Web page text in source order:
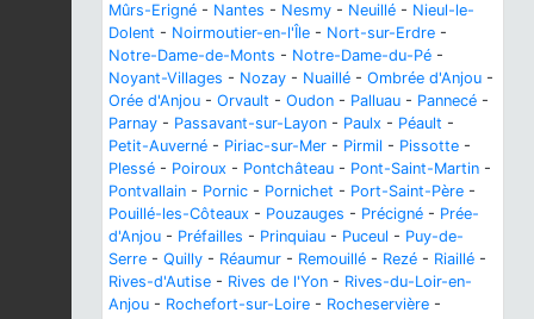
Mûrs-Erigné - Nantes - Nesmy - Neuillé - Nieul-le-
Dolent - Noirmoutier-en-l'Île - Nort-sur-Erdre -
Notre-Dame-de-Monts - Notre-Dame-du-Pé -
Noyant-Villages - Nozay - Nuaillé - Ombrée d'Anjou -
Orée d'Anjou - Orvault - Oudon - Palluau - Pannecé -
Parnay - Passavant-sur-Layon - Paulx - Péault -
Petit-Auverné - Piriac-sur-Mer - Pirmil - Pissotte -
Plessé - Poiroux - Pontchâteau - Pont-Saint-Martin -
Pontvallain - Pornic - Pornichet - Port-Saint-Père -
Pouillé-les-Côteaux - Pouzauges - Précigné - Prée-
d'Anjou - Préfailles - Prinquiau - Puceul - Puy-de-
Serre - Quilly - Réaumur - Remouillé - Rezé - Riaillé -
Rives-d'Autise - Rives de l'Yon - Rives-du-Loir-en-
Anjou - Rochefort-sur-Loire - Rocheservière -